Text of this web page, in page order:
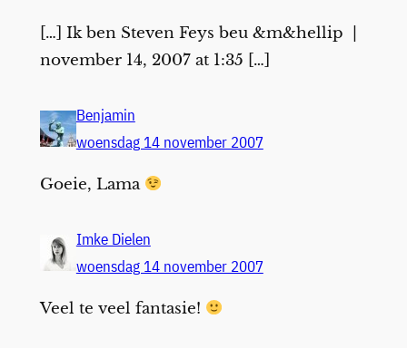
[…] Ik ben Steven Feys beu &m&hellip |
november 14, 2007 at 1:35 […]
Benjamin
woensdag 14 november 2007
Goeie, Lama
Imke Dielen
woensdag 14 november 2007
Veel te veel fantasie!